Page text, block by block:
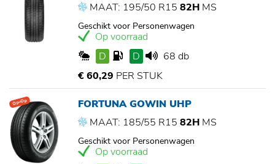
MAAT: 195/50 R15 82H MS
Geschikt voor Personenwagen
Op voorraad
D
D
68 db
€ 60,29 PER STUK
Op=Op
FORTUNA GOWIN UHP
MAAT: 185/55 R15 82H MS
Geschikt voor Personenwagen
Op voorraad